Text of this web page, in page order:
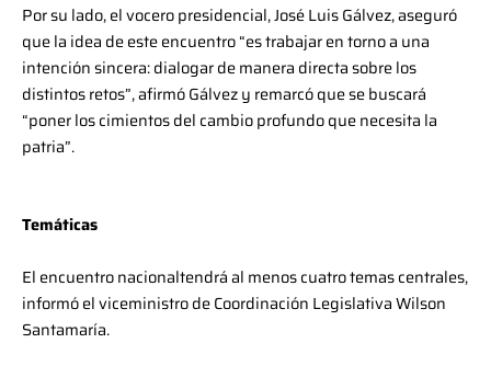
Por su lado, el vocero presidencial, José Luis Gálvez, aseguró
que la idea de este encuentro “es trabajar en torno a una
intención sincera: dialogar de manera directa sobre los
distintos retos”, afirmó Gálvez y remarcó que se buscará
“poner los cimientos del cambio profundo que necesita la
patria”.
Temáticas
El encuentro nacionaltendrá al menos cuatro temas centrales,
informó el viceministro de Coordinación Legislativa Wilson
Santamaría.